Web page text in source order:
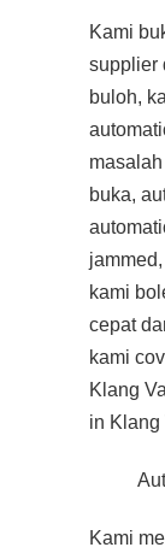
Kami
supplier
buloh,
buka,
kami
cepat
kami
Klang
in Klang
Kami